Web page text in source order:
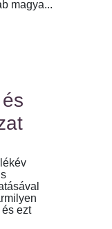
magya...
ezt